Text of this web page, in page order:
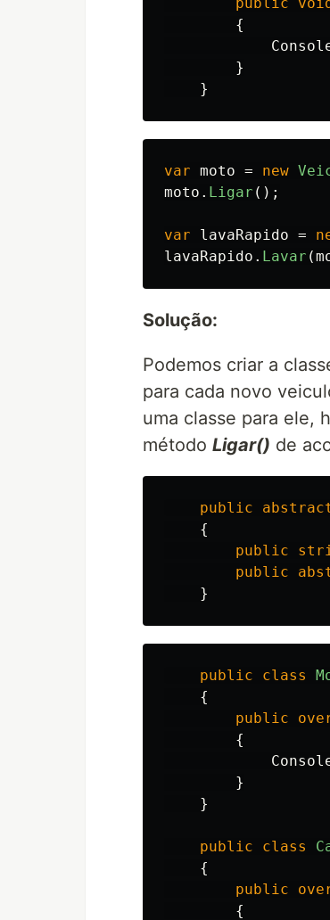
{
}
}
var moto = new
moto . Ligar ();
var lavaRapido =
lavaRapido . Lavar (
Solução:
Podemos criar a
para cada novo
uma classe para ele,
método Ligar() de
public
{
public
public
}
public class
{
public
{
}
}
public class
{
public
{